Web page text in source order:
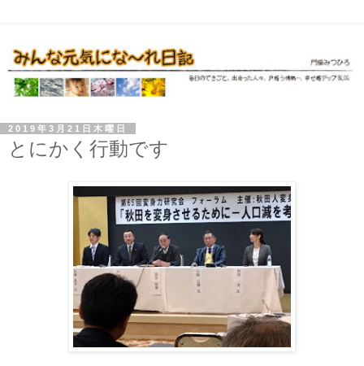
2019年3月21日木曜日
とにかく行動です